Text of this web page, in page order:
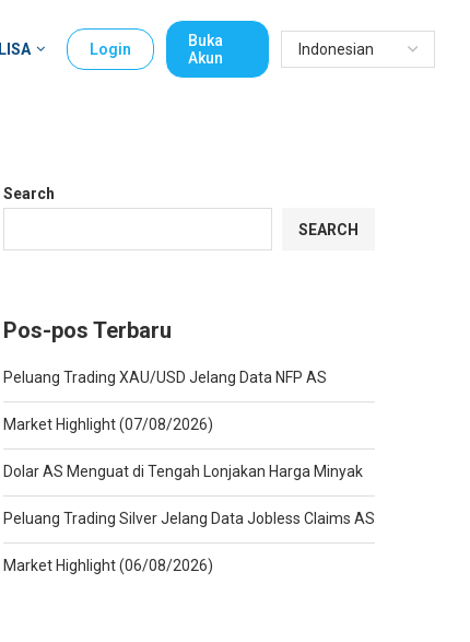
Login
Buka
Akun
Search
SEARCH
Pos-pos Terbaru
Peluang Trading XAU/USD Jelang Data NFP AS
Market Highlight (07/08/2026)
Dolar AS Menguat di Tengah Lonjakan Harga Minyak
Peluang Trading Silver Jelang Data Jobless Claims AS
Market Highlight (06/08/2026)